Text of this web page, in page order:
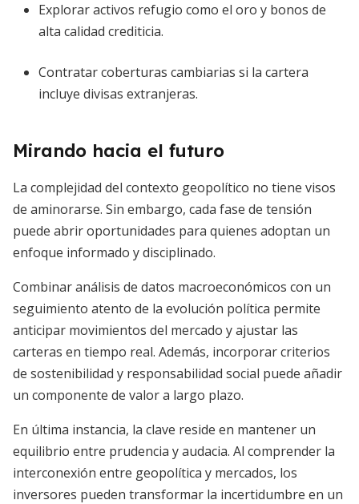
Explorar activos refugio como el oro y bonos de
alta calidad crediticia.
Contratar coberturas cambiarias si la cartera
incluye divisas extranjeras.
Mirando hacia el futuro
La complejidad del contexto geopolítico no tiene visos
de aminorarse. Sin embargo, cada fase de tensión
puede abrir oportunidades para quienes adoptan un
enfoque informado y disciplinado.
Combinar análisis de datos macroeconómicos con un
seguimiento atento de la evolución política permite
anticipar movimientos del mercado y ajustar las
carteras en tiempo real. Además, incorporar criterios
de sostenibilidad y responsabilidad social puede añadir
un componente de valor a largo plazo.
En última instancia, la clave reside en mantener un
equilibrio entre prudencia y audacia. Al comprender la
interconexión entre geopolítica y mercados, los
inversores pueden transformar la incertidumbre en un